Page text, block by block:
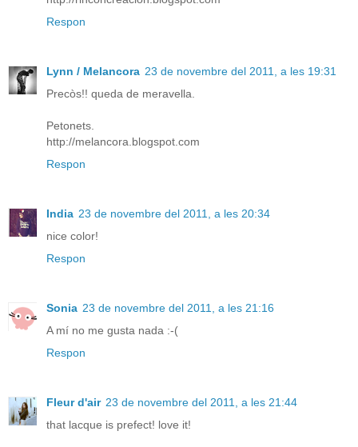
Respon
Lynn / Melancora 23 de novembre del 2011, a les 19:31
Precòs!! queda de meravella.
Petonets.
http://melancora.blogspot.com
Respon
India 23 de novembre del 2011, a les 20:34
nice color!
Respon
Sonia 23 de novembre del 2011, a les 21:16
A mí no me gusta nada :-(
Respon
Fleur d'air 23 de novembre del 2011, a les 21:44
that lacque is prefect! love it!